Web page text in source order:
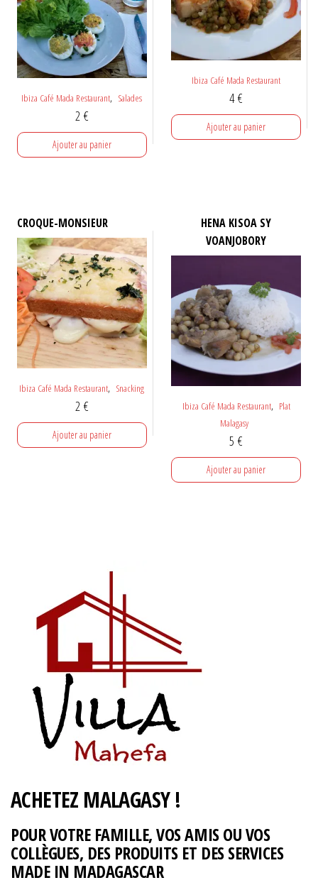
Ibiza Café Mada Restaurant, Salades
2€
Ajouter au panier
Ibiza Café Mada Restaurant
4€
Ajouter au panier
CROQUE-MONSIEUR
Ibiza Café Mada Restaurant, Snacking
2€
Ajouter au panier
HENA KISOA SY
VOANJOBORY
Ibiza Café Mada Restaurant, Plat
Malagasy
5€
Ajouter au panier
ACHETEZ MALAGASY !
POUR VOTRE FAMILLE, VOS AMIS OU VOS
COLLÈGUES, DES PRODUITS ET DES SERVICES
MADE IN MADAGASCAR